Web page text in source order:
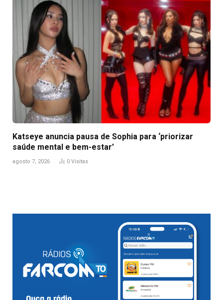
Katseye anuncia pausa de Sophia para ‘priorizar
saúde mental e bem-estar’
agosto 7, 2026 0 Visitas